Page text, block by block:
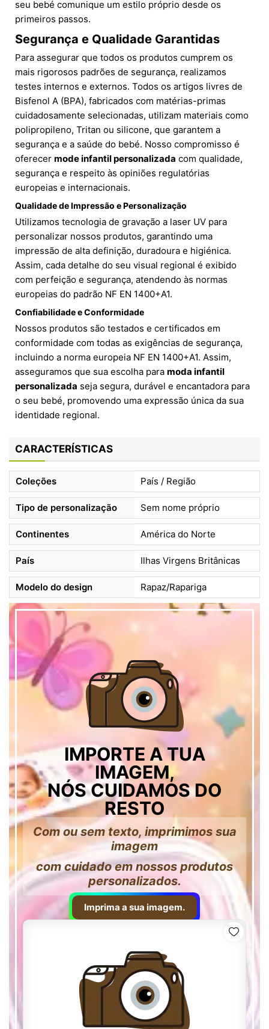
seu bebé comunique um estilo próprio desde os
primeiros passos.
Segurança e Qualidade Garantidas
Para assegurar que todos os produtos cumprem os
mais rigorosos padrões de segurança, realizamos
testes internos e externos. Todos os artigos livres de
Bisfenol A (BPA), fabricados com matérias-primas
cuidadosamente selecionadas, utilizam materiais como
polipropileno, Tritan ou silicone, que garantem a
segurança e a saúde do bebé. Nosso compromisso é
oferecer mode infantil personalizada com qualidade,
segurança e respeito às opiniões regulatórias
europeias e internacionais.
Qualidade de Impressão e Personalização
Utilizamos tecnologia de gravação a laser UV para
personalizar nossos produtos, garantindo uma
impressão de alta definição, duradoura e higiénica.
Assim, cada detalhe do seu visual regional é exibido
com perfeição e segurança, atendendo às normas
europeias do padrão NF EN 1400+A1.
Confiabilidade e Conformidade
Nossos produtos são testados e certificados em
conformidade com todas as exigências de segurança,
incluindo a norma europeia NF EN 1400+A1. Assim,
asseguramos que sua escolha para moda infantil
personalizada seja segura, durável e encantadora para
o seu bebé, promovendo uma expressão única da sua
identidade regional.
CARACTERÍSTICAS
Coleções País / Região
Tipo de personalização Sem nome próprio
Continentes América do Norte
País Ilhas Virgens Britânicas
Modelo do design Rapaz/Rapariga
IMPORTE A TUA
IMAGEM,
NÓS CUIDAMOS DO
RESTO
Com ou sem texto, imprimimos sua
imagem
com cuidado em nossos produtos
personalizados.
Imprima a sua imagem.